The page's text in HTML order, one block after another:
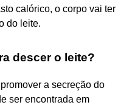
calórico, o corpo vai ter
do leite.
descer o leite?
a secreção do
ser encontrada em